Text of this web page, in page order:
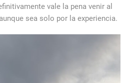
vale la pena venir al
sea solo por la experiencia.